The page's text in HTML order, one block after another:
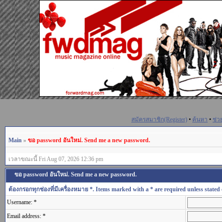
สมัครสมาชิก(Register) • ค้นหา • ช่ว
Main » ขอ password อันใหม่. Send me a new password.
เวลาขณะนี้ Fri Aug 07, 2026 12:36 pm
ขอ password อันใหม่. Send me a new password.
ต้องกรอกทุกช่องที่มีเครื่องหมาย *. Items marked with a * are required unless stated
Username: *
Email address: *